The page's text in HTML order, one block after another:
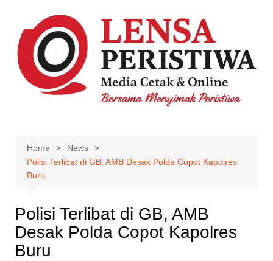
content
Home
News
Polisi Terlibat di GB, AMB Desak Polda Copot Kapolres
Buru
Polisi Terlibat di GB, AMB
Desak Polda Copot Kapolres
Buru